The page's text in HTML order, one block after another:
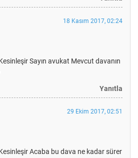
18 Kasım 2017, 02:24
Sayın avukat Mevcut davanın
Yanıtla
29 Ekim 2017, 02:51
Acaba bu dava ne kadar sürer